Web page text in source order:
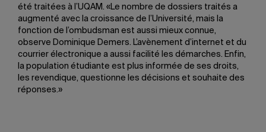
été traitées à l’UQAM. «Le nombre de dossiers traités a
augmenté avec la croissance de l’Université, mais la
fonction de l’ombudsman est aussi mieux connue,
observe Dominique Demers. L’avènement d’internet et du
courrier électronique a aussi facilité les démarches. Enfin,
la population étudiante est plus informée de ses droits,
les revendique, questionne les décisions et souhaite des
réponses.»